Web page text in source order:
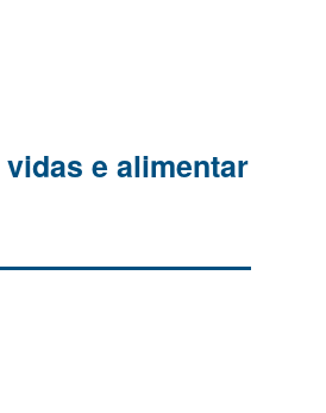
e alimentar